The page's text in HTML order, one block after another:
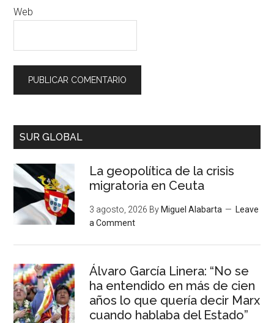
Web
SUR GLOBAL
La geopolítica de la crisis
migratoria en Ceuta
3 agosto, 2026 By Miguel Alabarta
Leave
a Comment
Álvaro García Linera: “No se
ha entendido en más de cien
años lo que quería decir Marx
cuando hablaba del Estado”